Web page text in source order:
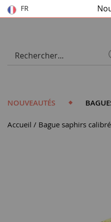
FR
NOUVEAUTÉS
Accueil Bague saphirs